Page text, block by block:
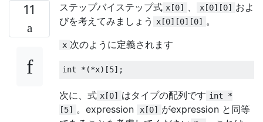
11 ステップバイステップ式 x[0] x[0][0] およ
びを考えてみましょう
x[0][0][0] 。
x 次のように定義されます
int *(*x)[5];
次に、式 x[0] はタイプの配列です int *
[5] 。expression x[0] がexpression と同等